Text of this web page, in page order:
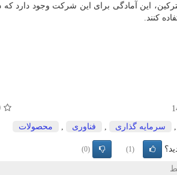
این آمادگی برای این شركت وجود دارد كه
كنند.
سرمایه گذاری فناوری محصولات
(1)
(0)